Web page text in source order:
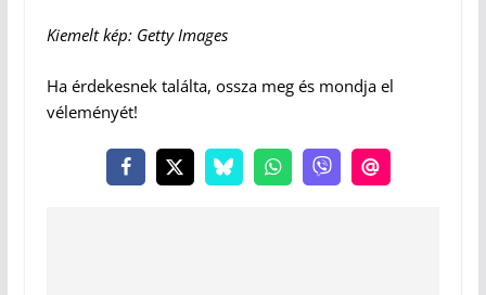
Kiemelt kép: Getty Images
Ha érdekesnek találta, ossza meg és mondja el
véleményét!